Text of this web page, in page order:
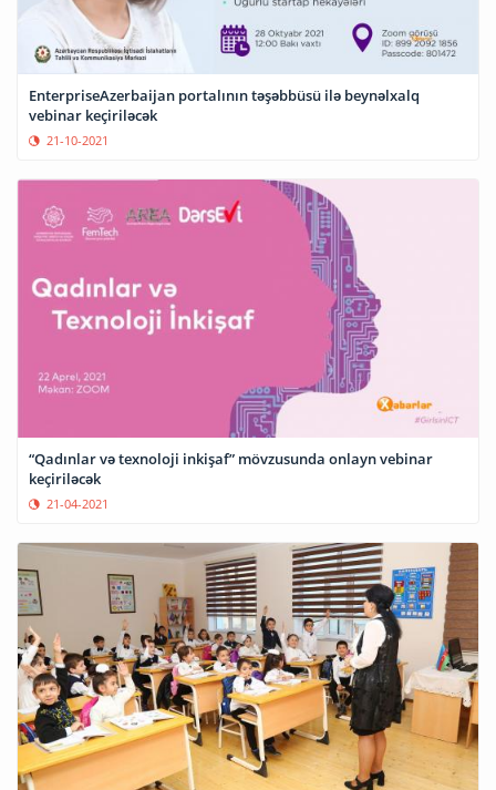
EnterpriseAzerbaijan portalının təşəbbüsü ilə beynəlxalq
vebinar keçiriləcək
21-10-2021
“Qadınlar və texnoloji inkişaf” mövzusunda onlayn vebinar
keçiriləcək
21-04-2021